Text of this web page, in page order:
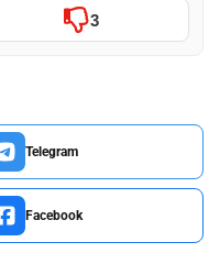
3
Telegram
Facebook